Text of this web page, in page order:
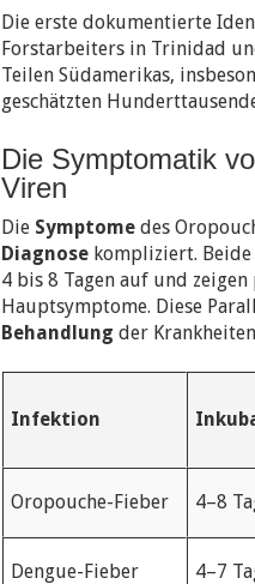
Die erste dokumentierte
Forstarbeiters in Trinidad
Teilen Südamerikas,
geschätzten
Die Symptomatik
Viren
Die Symptome des
Diagnose kompliziert. Beide
4 bis 8 Tagen auf und
Hauptsymptome. Diese
Behandlung der
Infektion
Oropouche-Fieber 4–8
Dengue-Fieber 4–7